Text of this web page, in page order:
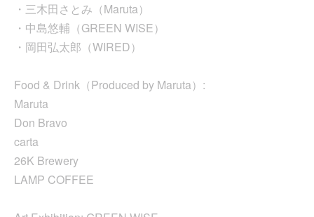
・三木田さとみ（Maruta）
・中島悠輔（GREEN WISE）
・岡田弘太郎（WIRED）
Food & Drink（Produced by Maruta）:
Maruta
Don Bravo
carta
26K Brewery
LAMP COFFEE